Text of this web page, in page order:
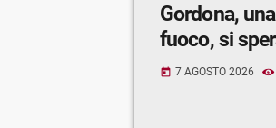
Gordona,
fuoco, si
today 7 AGOSTO 2026